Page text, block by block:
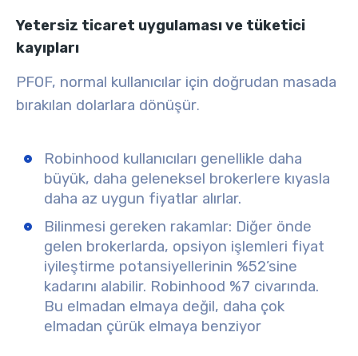
Yetersiz ticaret uygulaması ve tüketici
kayıpları
PFOF, normal kullanıcılar için doğrudan masada
bırakılan dolarlara dönüşür.
Robinhood kullanıcıları genellikle daha
büyük, daha geleneksel brokerlere kıyasla
daha az uygun fiyatlar alırlar.
Bilinmesi gereken rakamlar: Diğer önde
gelen brokerlarda, opsiyon işlemleri fiyat
iyileştirme potansiyellerinin %52’sine
kadarını alabilir. Robinhood %7 civarında.
Bu elmadan elmaya değil, daha çok
elmadan çürük elmaya benziyor